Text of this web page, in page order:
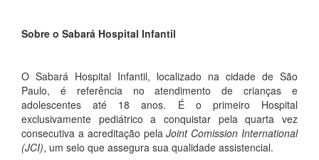
Sobre o Sabará Hospital Infantil
O Sabará Hospital Infantil, localizado na cidade de São
Paulo, é referência no atendimento de crianças e
adolescentes até 18 anos. É o primeiro Hospital
exclusivamente pediátrico a conquistar pela quarta vez
consecutiva a acreditação pelaJoint Comission International
(JCI), um selo que assegura sua qualidade assistencial.